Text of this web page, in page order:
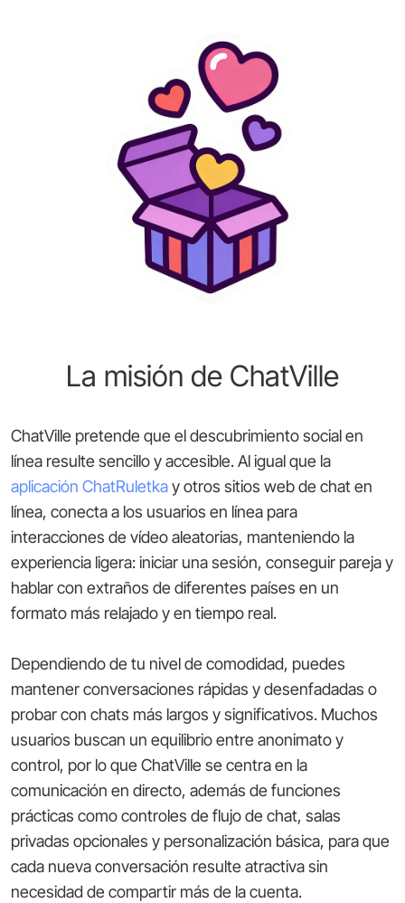
La misión de ChatVille
ChatVille pretende que el descubrimiento social en
línea resulte sencillo y accesible. Al igual que la
aplicación ChatRuletkay otros sitios web de chat en
línea, conecta a los usuarios en línea para
interacciones de vídeo aleatorias, manteniendo la
experiencia ligera: iniciar una sesión, conseguir pareja y
hablar con extraños de diferentes países en un
formato más relajado y en tiempo real.
Dependiendo de tu nivel de comodidad, puedes
mantener conversaciones rápidas y desenfadadas o
probar con chats más largos y significativos. Muchos
usuarios buscan un equilibrio entre anonimato y
control, por lo que ChatVille se centra en la
comunicación en directo, además de funciones
prácticas como controles de flujo de chat, salas
privadas opcionales y personalización básica, para que
cada nueva conversación resulte atractiva sin
necesidad de compartir más de la cuenta.